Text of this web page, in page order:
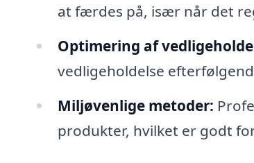
at færdes på, især når det
Optimering af
vedligeholdelse
Miljøvenlige metoder:
produkter, hvilket er godt